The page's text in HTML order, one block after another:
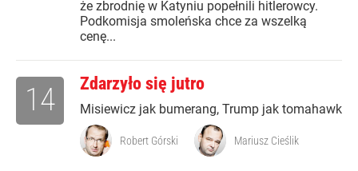
że zbrodnię w Katyniu popełnili hitlerowcy.
Podkomisja smoleńska chce za wszelką
cenę...
Zdarzyło się jutro
Misiewicz jak bumerang, Trump jak tomahawk
14
Robert Górski Mariusz Cieślik